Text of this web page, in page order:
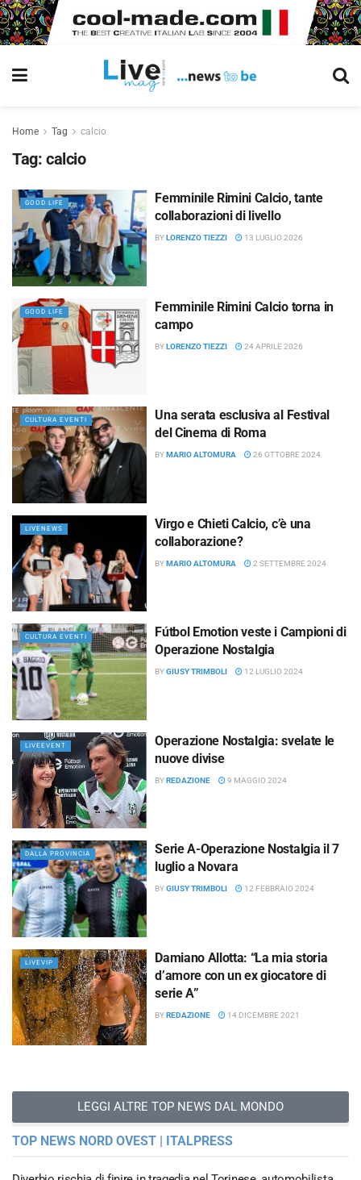
Home Tag calcio
Tag: calcio
GOOD LIFE
Femminile Rimini Calcio, tante
collaborazioni di livello
BYLORENZO TIEZZI 13 LUGLIO 2026
GOOD LIFE
Femminile Rimini Calcio torna in
campo
BYLORENZO TIEZZI 24 APRILE 2026
CULTURA EVENTI
Una serata esclusiva al Festival
del Cinema di Roma
BYMARIO ALTOMURA 26 OTTOBRE 2024
LIVENEWS
Virgo e Chieti Calcio, c’è una
collaborazione?
BYMARIO ALTOMURA 2 SETTEMBRE 2024
CULTURA EVENTI
Fútbol Emotion veste i Campioni di
Operazione Nostalgia
BYGIUSY TRIMBOLI 12 LUGLIO 2024
LIVEEVENT
Operazione Nostalgia: svelate le
nuove divise
BYREDAZIONE 9 MAGGIO 2024
DALLA PROVINCIA
Serie A-Operazione Nostalgia il 7
luglio a Novara
BYGIUSY TRIMBOLI 12 FEBBRAIO 2024
LIVEVIP
Damiano Allotta: “La mia storia
d’amore con un ex giocatore di
serie A”
BYREDAZIONE 14 DICEMBRE 2021
LEGGI ALTRE TOP NEWS DAL MONDO
TOP NEWS NORD OVEST | ITALPRESS